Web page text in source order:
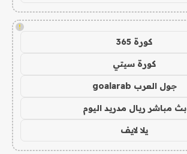
!
كورة 365
كورة سيتي
جول العرب goalarab
بث مباشر ريال مدريد اليوم
يلا لايف